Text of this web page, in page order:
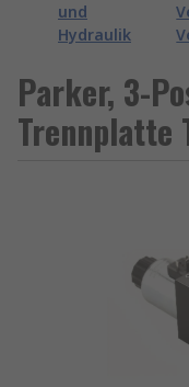
und
Hydraulik
Parker, 3-
Trennplatte